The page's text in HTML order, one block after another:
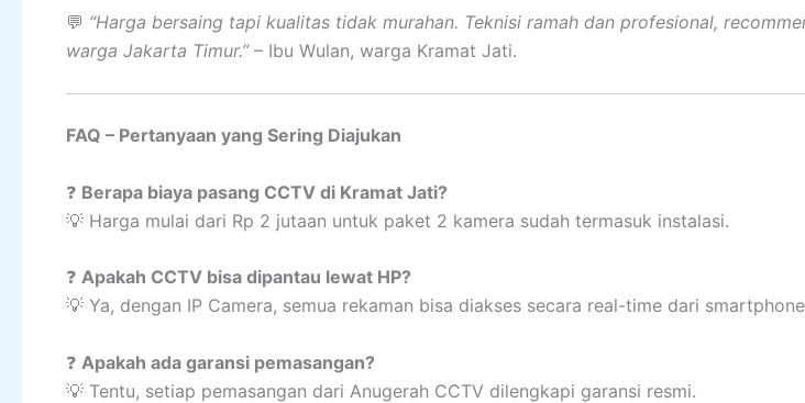
💬 “Harga bersaing tapi kualitas tidak murahan. Teknisi ramah dan profesional,
warga Jakarta Timur.”– Ibu Wulan, warga Kramat Jati.
FAQ – Pertanyaan yang Sering Diajukan
❓ Berapa biaya pasang CCTV di Kramat Jati?
💡 Harga mulai dari Rp 2 jutaan untuk paket 2 kamera sudah termasuk instalasi.
❓ Apakah CCTV bisa dipantau lewat HP?
💡 Ya, dengan IP Camera, semua rekaman bisa diakses secara real-time dari
❓ Apakah ada garansi pemasangan?
💡 Tentu, setiap pemasangan dari Anugerah CCTV dilengkapi garansi resmi.